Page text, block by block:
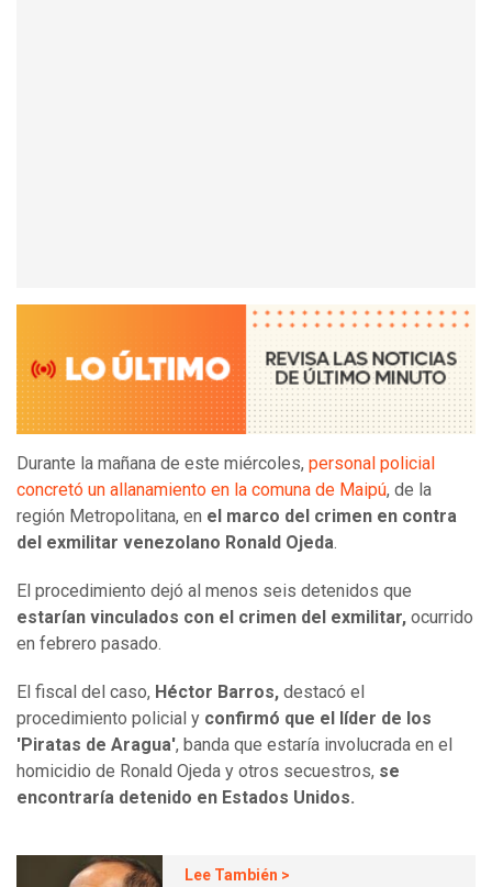
Durante la mañana de este miércoles, personal policial
concretó un allanamiento en la comuna de Maipú, de la
región Metropolitana, en el marco del crimen en contra
del exmilitar venezolano Ronald Ojeda.
El procedimiento dejó al menos seis detenidos que
estarían vinculados con el crimen del exmilitar, ocurrido
en febrero pasado.
El fiscal del caso, Héctor Barros, destacó el
procedimiento policial y confirmó que el líder de los
'Piratas de Aragua', banda que estaría involucrada en el
homicidio de Ronald Ojeda y otros secuestros, se
encontraría detenido en Estados Unidos.
Lee También >